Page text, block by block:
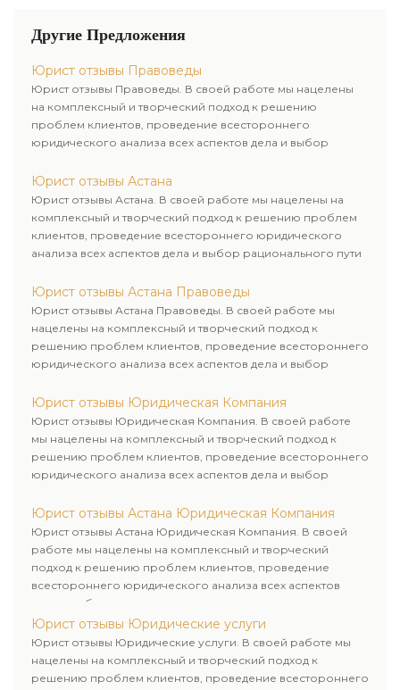
своего вопроса. Консультация
осуществлению правосудия и
защите ваших прав и
интересов.
Другие Предложения
Юрист отзывы Правоведы
Юрист отзывы Правоведы. В своей работе мы нацелены
на комплексный и творческий подход к решению
проблем клиентов, проведение всестороннего
юридического анализа всех аспектов дела и выбор
Юрист отзывы Астана
Юрист отзывы Астана. В своей работе мы нацелены на
комплексный и творческий подход к решению проблем
клиентов, проведение всестороннего юридического
анализа всех аспектов дела и выбор рационального пути
Юрист отзывы Астана Правоведы
Юрист отзывы Астана Правоведы. В своей работе мы
нацелены на комплексный и творческий подход к
решению проблем клиентов, проведение всестороннего
юридического анализа всех аспектов дела и выбор
Юрист отзывы Юридическая Компания
Юрист отзывы Юридическая Компания. В своей работе
мы нацелены на комплексный и творческий подход к
решению проблем клиентов, проведение всестороннего
юридического анализа всех аспектов дела и выбор
Юрист отзывы Астана Юридическая Компания
Юрист отзывы Астана Юридическая Компания. В своей
работе мы нацелены на комплексный и творческий
подход к решению проблем клиентов, проведение
всестороннего юридического анализа всех аспектов
дела и выбор рационального пути для его успешного
завершения.
Юрист отзывы Юридические услуги
Юрист отзывы Юридические услуги. В своей работе мы
нацелены на комплексный и творческий подход к
решению проблем клиентов, проведение всестороннего